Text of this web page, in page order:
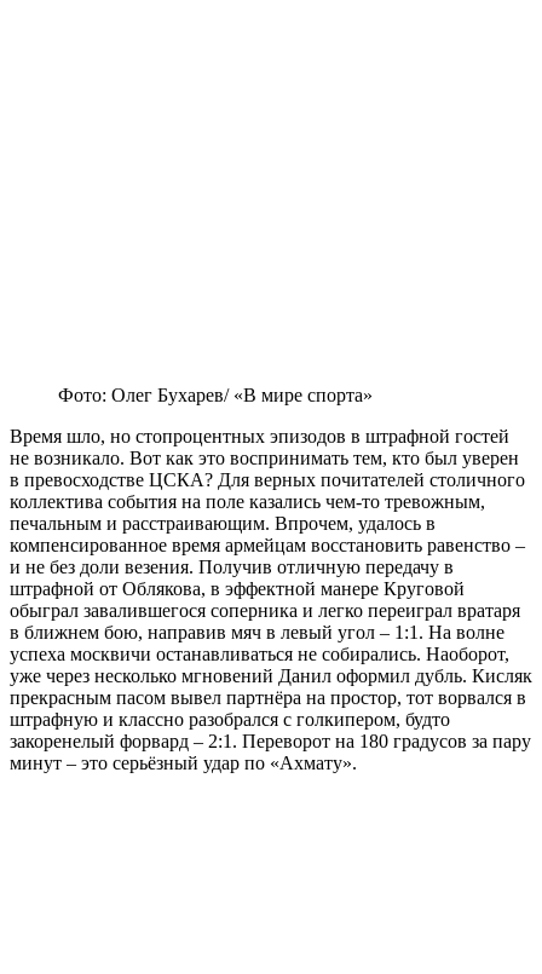
Фото: Олег Бухарев/ «В мире спорта»
Время шло, но стопроцентных эпизодов в штрафной гостей
не возникало. Вот как это воспринимать тем, кто был уверен
в превосходстве ЦСКА? Для верных почитателей столичного
коллектива события на поле казались чем-то тревожным,
печальным и расстраивающим. Впрочем, удалось в
компенсированное время армейцам восстановить равенство –
и не без доли везения. Получив отличную передачу в
штрафной от Облякова, в эффектной манере Круговой
обыграл завалившегося соперника и легко переиграл вратаря
в ближнем бою, направив мяч в левый угол – 1:1. На волне
успеха москвичи останавливаться не собирались. Наоборот,
уже через несколько мгновений Данил оформил дубль. Кисляк
прекрасным пасом вывел партнёра на простор, тот ворвался в
штрафную и классно разобрался с голкипером, будто
закоренелый форвард – 2:1. Переворот на 180 градусов за пару
минут – это серьёзный удар по «Ахмату».